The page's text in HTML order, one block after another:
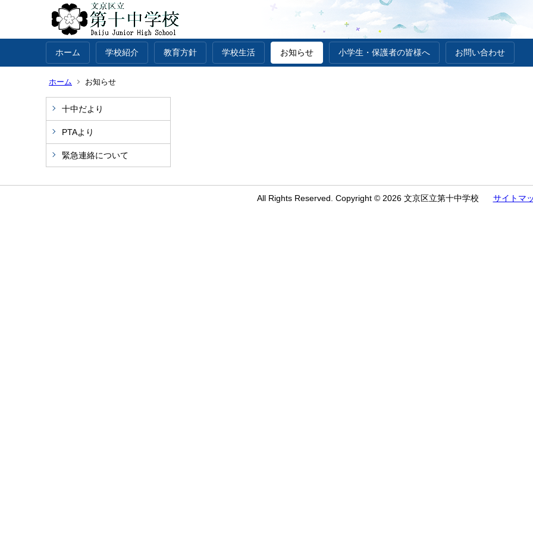
ホーム 学校紹介 教育方針 学校生活 お知らせ 小学生・保護者の皆様へ お問い合わせ
ホーム お知らせ
十中だより
PTAより
緊急連絡について
All Rights Reserved. Copyright © 2026 文京区立第十中学校 サイトマ